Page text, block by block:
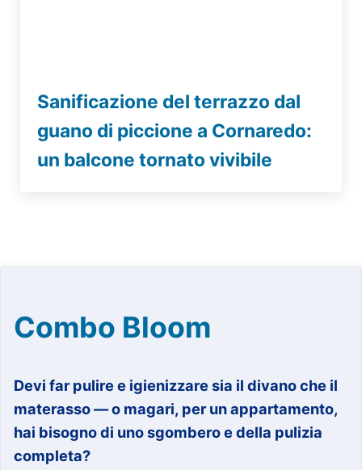
Sanificazione del terrazzo dal
guano di piccione a Cornaredo:
un balcone tornato vivibile
Combo Bloom
Devi far pulire e igienizzare sia il divano che il
materasso — o magari, per un appartamento,
hai bisogno di uno sgombero e della pulizia
completa?